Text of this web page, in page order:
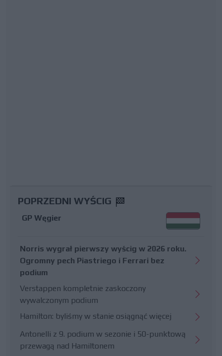
POPRZEDNI WYŚCIG
GP Węgier
Norris wygrał pierwszy wyścig w 2026 roku.
Ogromny pech Piastriego i Ferrari bez
podium
Verstappen kompletnie zaskoczony
wywalczonym podium
Hamilton: byliśmy w stanie osiągnąć więcej
Antonelli z 9. podium w sezonie i 50-punktową
przewagą nad Hamiltonem